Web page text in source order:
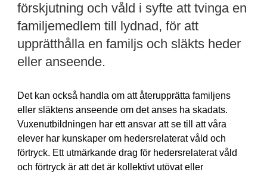
förskjutning och våld i syfte att tvinga en
familjemedlem till lydnad, för att
upprätthålla en familjs och släkts heder
eller anseende.
Det kan också handla om att återupprätta familjens
eller släktens anseende om det anses ha skadats.
Vuxenutbildningen har ett ansvar att se till att våra
elever har kunskaper om hedersrelaterat våld och
förtryck. Ett utmärkande drag för hedersrelaterat våld
och förtryck är att det är kollektivt utövat eller